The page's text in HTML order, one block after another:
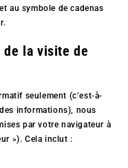
au symbole de cadenas
la visite de
seulement (c’est-à-
informations), nous
par votre navigateur à
»). Cela inclut :